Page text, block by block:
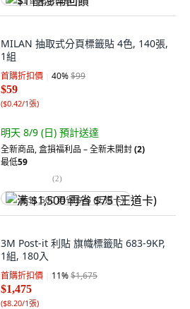
MILAN 抽取式分頁標籤貼 4色, 140張,
1組
首購折扣價 40%$99
$59
($0.42/1張)
明天 8/9 (日) 預計送達
全新商品,盒損福利品 – 全新未開封(2)
最低59
(2)
满 $1,500 再省 $75 (王道卡)
3M Post-it 利貼 旗幟標籤貼 683-9KP,
1組, 180入
首購折扣價 11%$1,675
$1,475
($8.20/1張)